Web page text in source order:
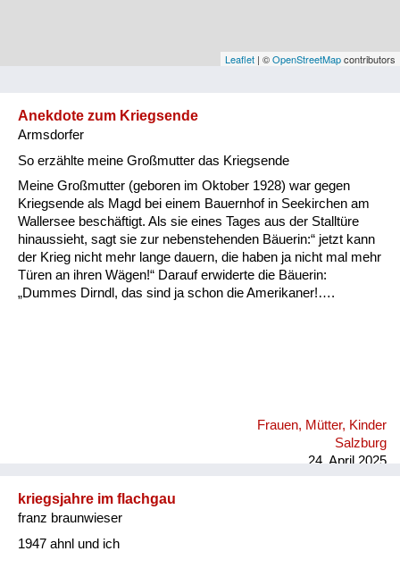
Vorarlberg
Besatzungsmächte
Frauen, Mütter, Kinder
Versorgung
Heimkehrer
Wiederaufbau und
Wohnen
Leaflet | ©OpenStreetMapcontributors
Anekdote zum Kriegsende
Armsdorfer
So erzählte meine Großmutter das Kriegsende
Meine Großmutter (geboren im Oktober 1928) war gegen
Kriegsende als Magd bei einem Bauernhof in Seekirchen am
Wallersee beschäftigt. Als sie eines Tages aus der Stalltüre
hinaussieht, sagt sie zur nebenstehenden Bäuerin:“ jetzt kann
der Krieg nicht mehr lange dauern, die haben ja nicht mal mehr
Türen an ihren Wägen!“ Darauf erwiderte die Bäuerin:
„Dummes Dirndl, das sind ja schon die Amerikaner!….
Frauen, Mütter, Kinder
Salzburg
24. April 2025
kriegsjahre im flachgau
franz braunwieser
1947 ahnl und ich